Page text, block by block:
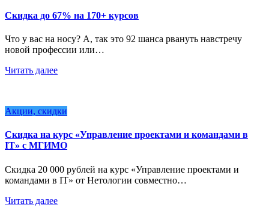
Скидка до 67% на 170+ курсов
Что у вас на носу? А, так это 92 шанса рвануть навстречу
новой профессии или…
Читать далее
Акции, скидки
Скидка на курс «Управление проектами и командами в
IT» с МГИМО
Скидка 20 000 рублей на курс «Управление проектами и
командами в IT» от Нетологии совместно…
Читать далее